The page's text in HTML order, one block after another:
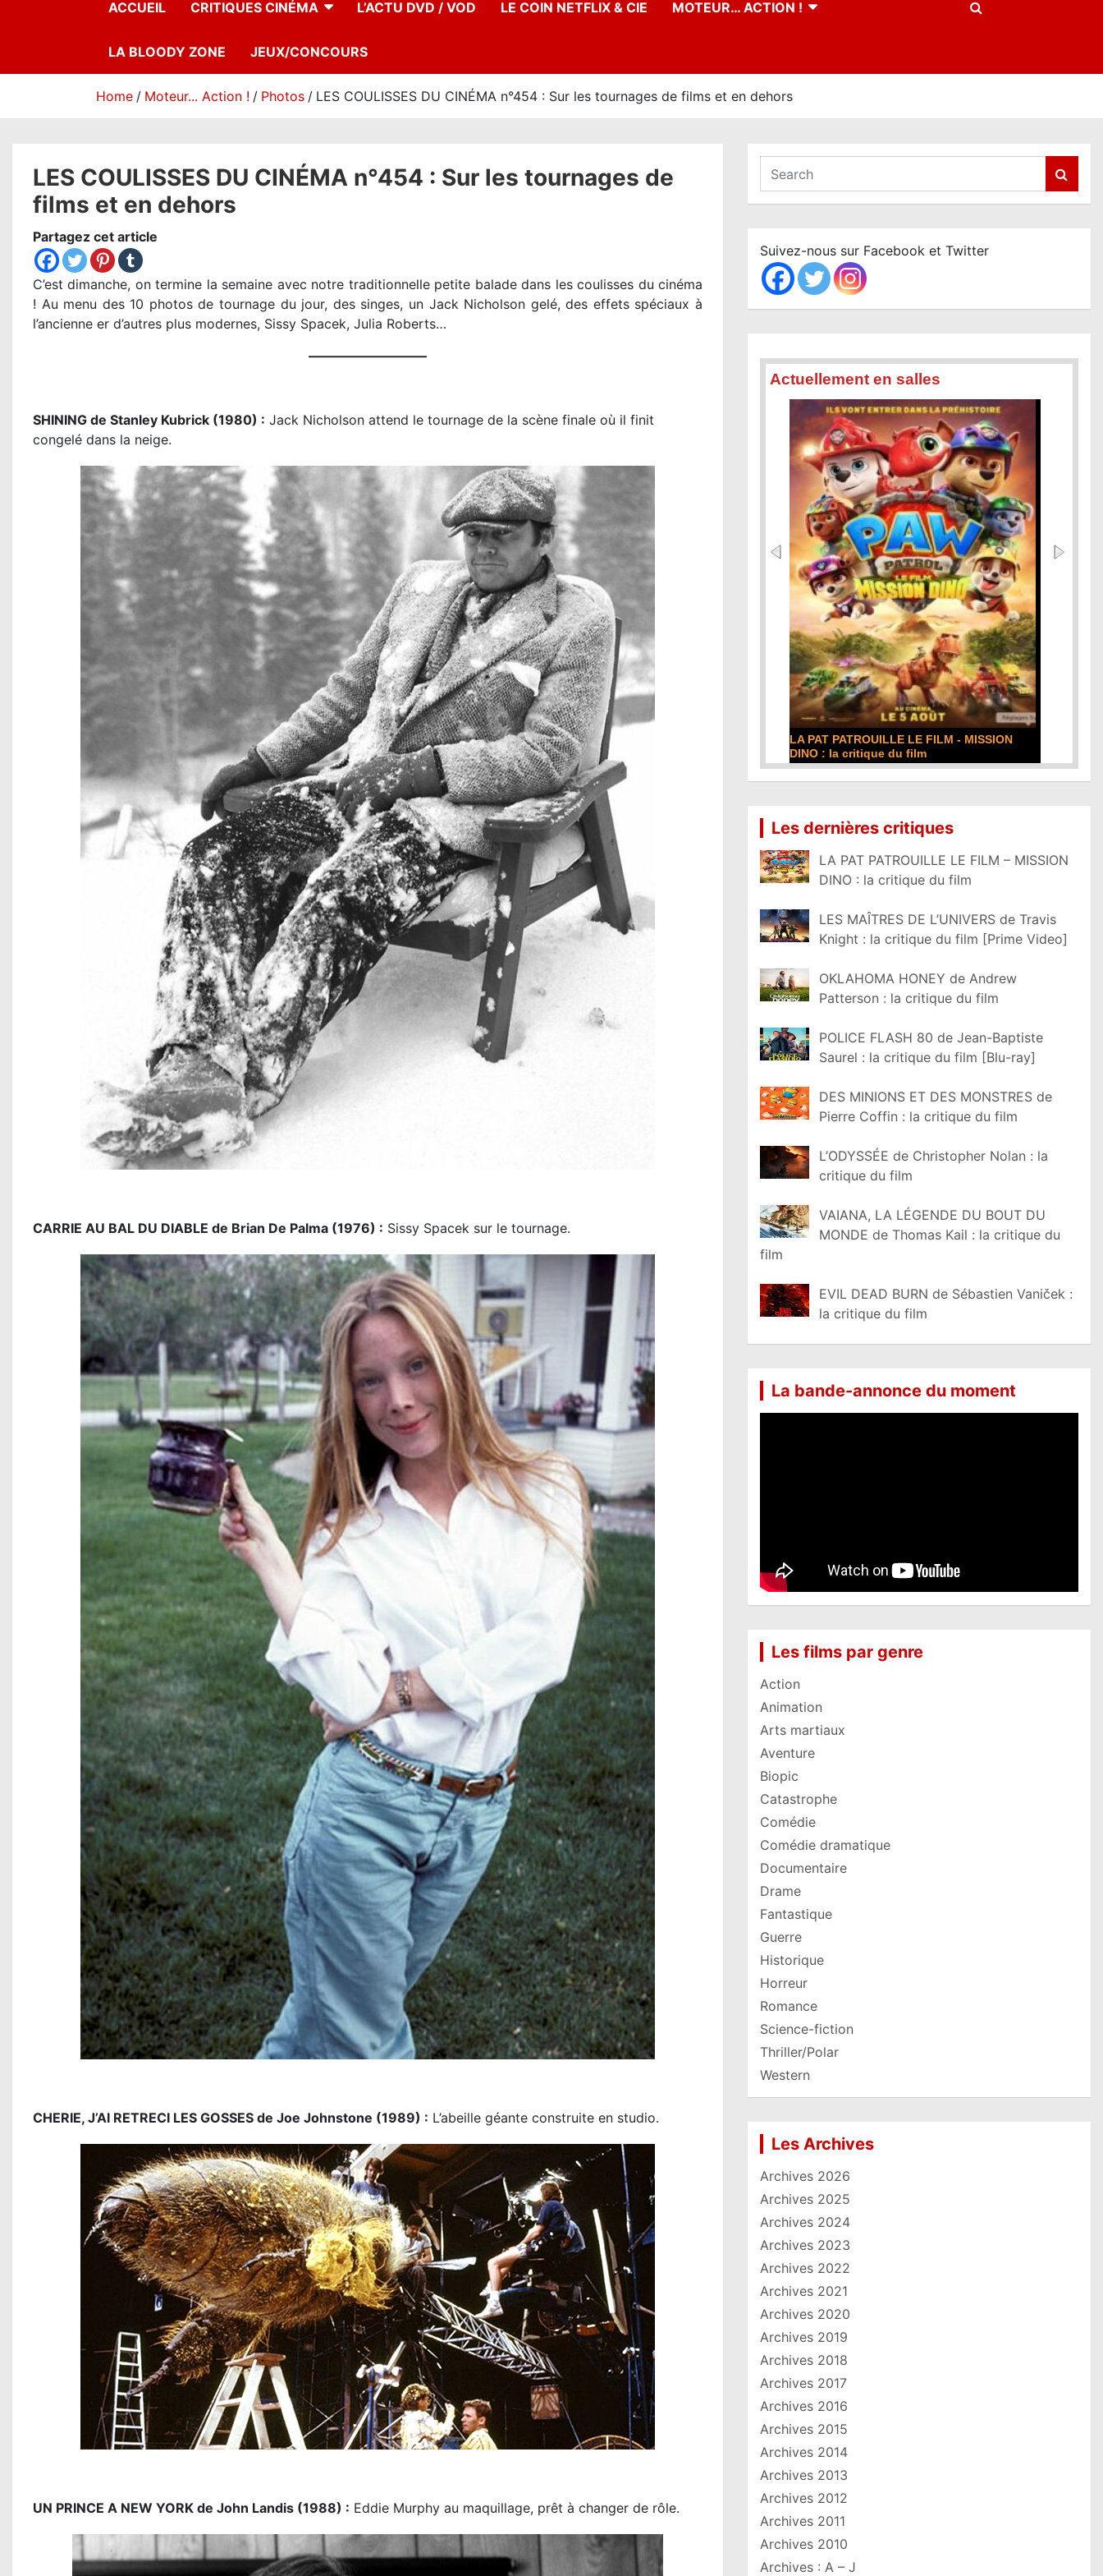
ACCUEIL CRITIQUES CINÉMA L’ACTU DVD / VOD LE COIN NETFLIX & CIE MOTEUR… ACTION !
LA BLOODY ZONE JEUX/CONCOURS
Home Moteur... Action ! Photos LES COULISSES DU CINÉMA n°454 : Sur les tournages de films et en dehors
LES COULISSES DU CINÉMA n°454 : Sur les tournages de
films et en dehors
Partagez cet article
C’est dimanche, on termine la semaine avec notre traditionnelle petite balade dans les coulisses du cinéma
! Au menu des 10 photos de tournage du jour, des singes, un Jack Nicholson gelé, des effets spéciaux à
l’ancienne er d’autres plus modernes, Sissy Spacek, Julia Roberts…
—————————
SHINING de Stanley Kubrick (1980) : Jack Nicholson attend le tournage de la scène finale où il finit
congelé dans la neige.
CARRIE AU BAL DU DIABLE de Brian De Palma (1976) : Sissy Spacek sur le tournage.
CHERIE, J’AI RETRECI LES GOSSES de Joe Johnstone (1989) : L’abeille géante construite en studio.
UN PRINCE A NEW YORK de John Landis (1988) : Eddie Murphy au maquillage, prêt à changer de rôle.
a
c
h
Suivez-nous sur Facebook et Twitter
Actuellement en salles
DE LA COMÉDIE-FRANÇAISE : la critique du
film
Les dernières critiques
LA PAT PATROUILLE LE FILM – MISSION
DINO : la critique du film
LES MAÎTRES DE L’UNIVERS de Travis
Knight : la critique du film [Prime Video]
OKLAHOMA HONEY de Andrew
Patterson : la critique du film
POLICE FLASH 80 de Jean-Baptiste
Saurel : la critique du film [Blu-ray]
DES MINIONS ET DES MONSTRES de
Pierre Coffin : la critique du film
L’ODYSSÉE de Christopher Nolan : la
critique du film
VAIANA, LA LÉGENDE DU BOUT DU
MONDE de Thomas Kail : la critique du
film
EVIL DEAD BURN de Sébastien Vaniček :
la critique du film
La bande-annonce du moment
Les films par genre
Action
Animation
Arts martiaux
Aventure
Biopic
Catastrophe
Comédie
Comédie dramatique
Documentaire
Drame
Fantastique
Guerre
Historique
Horreur
Romance
Science-fiction
Thriller/Polar
Western
Les Archives
Archives 2026
Archives 2025
Archives 2024
Archives 2023
Archives 2022
Archives 2021
Archives 2020
Archives 2019
Archives 2018
Archives 2017
Archives 2016
Archives 2015
Archives 2014
Archives 2013
Archives 2012
Archives 2011
Archives 2010
Archives : A – J